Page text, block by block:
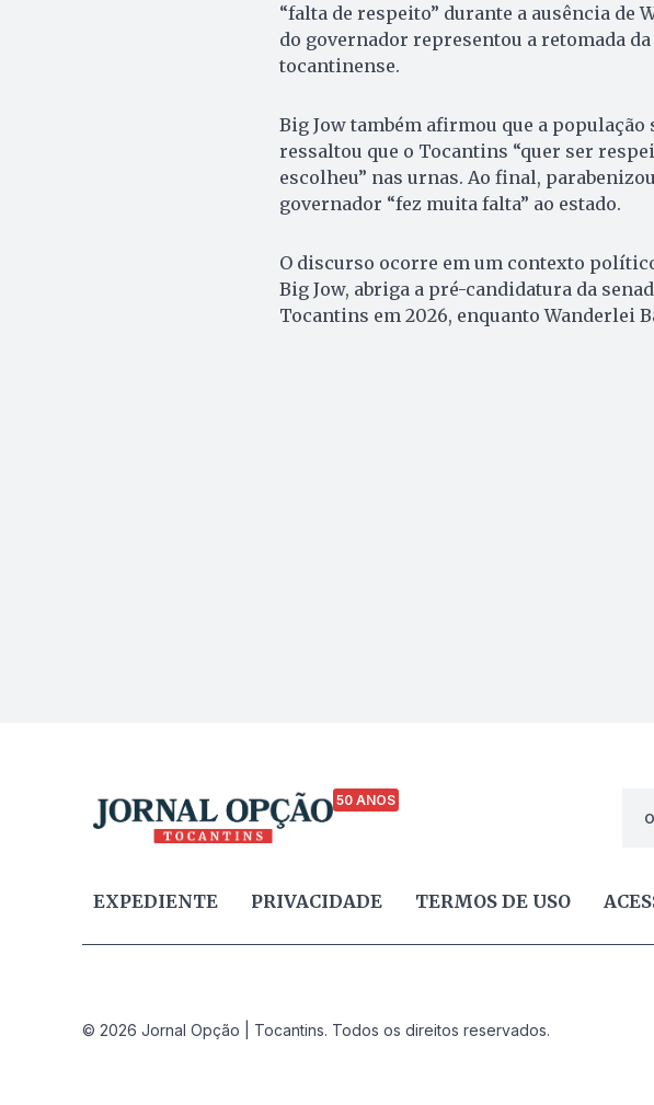
“falta de respeito” durante a ausência de
do governador representou a retomada
tocantinense.
Big Jow também afirmou que a
ressaltou que o Tocantins “quer ser
escolheu” nas urnas. Ao final,
governador “fez muita falta” ao estado.
O discurso ocorre em um contexto
Big Jow, abriga a pré-candidatura da
Tocantins em 2026, enquanto Wanderlei
50 ANOS
EXPEDIENTE PRIVACIDADE TERMOS DE USO
© 2026 Jornal Opção | Tocantins. Todos os direitos reservados.